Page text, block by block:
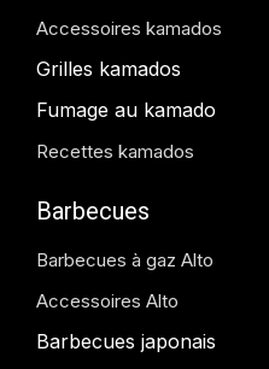
Accessoires kamados
Grilles kamados
Fumage au kamado
Recettes kamados
Barbecues
Barbecues à gaz Alto
Accessoires Alto
Barbecues japonais